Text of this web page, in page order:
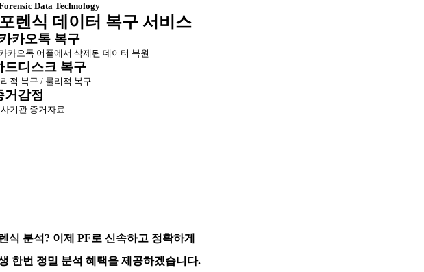
Data Technology
렌식 데이터 복구 서비스
카오톡 복구
카오톡 어플에서 삭제된 데이터 복원
드디스크 복구
적 복구 / 물리적 복구
거감정
기관 증거자료
식 분석? 이제 PF로 신속하고 정확하게
한번 정밀 분석 혜택을 제공하겠습니다.